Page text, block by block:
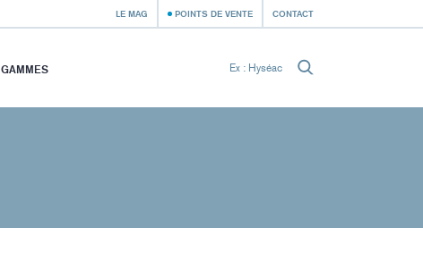
LE MAG POINTS DE VENTE CONTACT
GAMMES